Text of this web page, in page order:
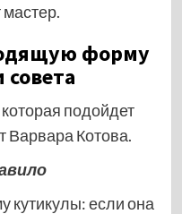
мастер.
форму
совета
подойдет
Варвара Котова.
кутикулы: если она